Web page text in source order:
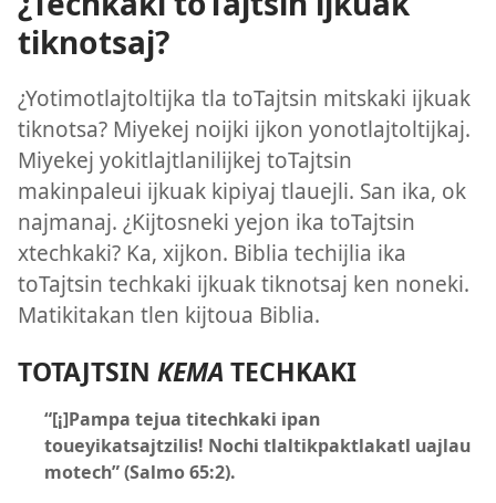
tiknotsaj?
¿Yotimotlajtoltijka tla toTajtsin mitskaki ijkuak
tiknotsa? Miyekej noijki ijkon yonotlajtoltijkaj.
Miyekej yokitlajtlanilijkej toTajtsin
makinpaleui ijkuak kipiyaj tlauejli. San ika, ok
najmanaj. ¿Kijtosneki yejon ika toTajtsin
xtechkaki? Ka, xijkon. Biblia techijlia ika
toTajtsin techkaki ijkuak tiknotsaj ken noneki.
Matikitakan tlen kijtoua Biblia.
TOTAJTSIN KEMA TECHKAKI
“[¡]Pampa tejua titechkaki ipan
toueyikatsajtzilis! Nochi tlaltikpaktlakatl uajlau
motech” (Salmo 65:2).